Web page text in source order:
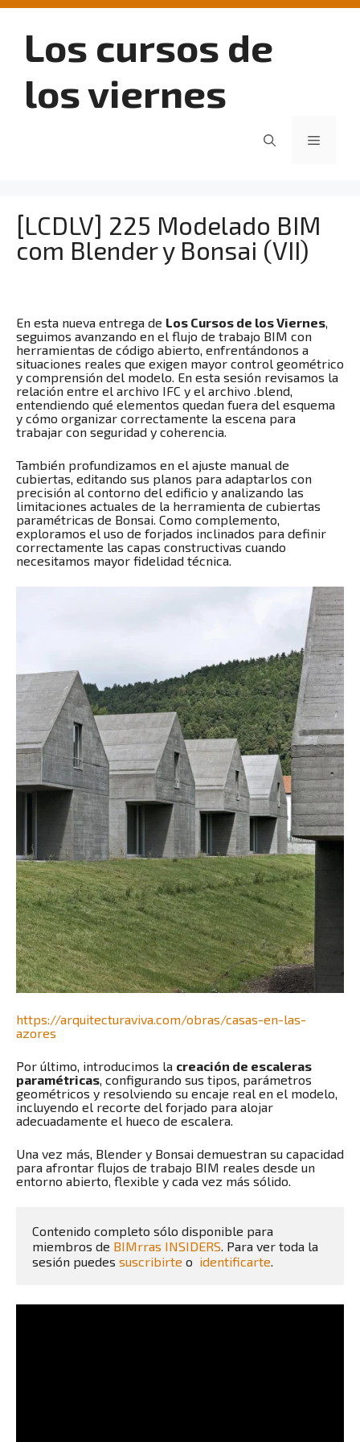
Saltar
contenidoLos cursos de
los viernes
Menú
[LCDLV] 225 Modelado BIM
com Blender y Bonsai (VII)
En esta nueva entrega de Los Cursos de los Viernes,
seguimos avanzando en el flujo de trabajo BIM con
herramientas de código abierto, enfrentándonos a
situaciones reales que exigen mayor control geométrico
y comprensión del modelo. En esta sesión revisamos la
relación entre el archivo IFC y el archivo .blend,
entendiendo qué elementos quedan fuera del esquema
y cómo organizar correctamente la escena para
trabajar con seguridad y coherencia.
También profundizamos en el ajuste manual de
cubiertas, editando sus planos para adaptarlos con
precisión al contorno del edificio y analizando las
limitaciones actuales de la herramienta de cubiertas
paramétricas de Bonsai. Como complemento,
exploramos el uso de forjados inclinados para definir
correctamente las capas constructivas cuando
necesitamos mayor fidelidad técnica.
https://arquitecturaviva.com/obras/casas-en-las-
azores
Por último, introducimos la creación de escaleras
paramétricas, configurando sus tipos, parámetros
geométricos y resolviendo su encaje real en el modelo,
incluyendo el recorte del forjado para alojar
adecuadamente el hueco de escalera.
Una vez más, Blender y Bonsai demuestran su capacidad
para afrontar flujos de trabajo BIM reales desde un
entorno abierto, flexible y cada vez más sólido.
Contenido completo sólo disponible para
miembros de BIMrras INSIDERS. Para ver toda la
sesión puedes suscribirte o identificarte.